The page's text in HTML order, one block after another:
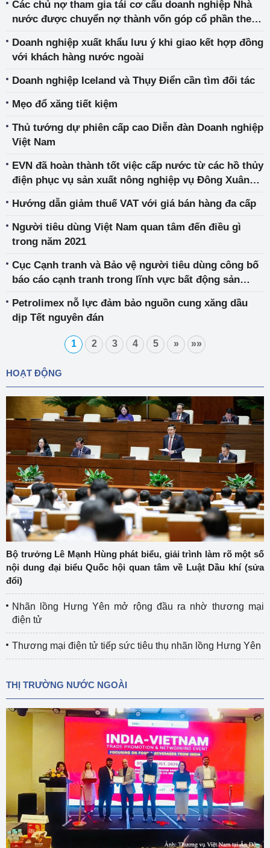
Các chủ nợ tham gia tái cơ cấu doanh nghiệp Nhà
nước được chuyển nợ thành vốn góp cổ phần theo
Doanh nghiệp xuất khẩu lưu ý khi giao kết hợp đồng
với khách hàng nước ngoài
Doanh nghiệp Iceland và Thụy Điển cần tìm đối tác
Mẹo đổ xăng tiết kiệm
Thủ tướng dự phiên cấp cao Diễn đàn Doanh nghiệp
Việt Nam
EVN đã hoàn thành tốt việc cấp nước từ các hồ thủy
điện phục vụ sản xuất nông nghiệp vụ Đông Xuân
Hướng dẫn giảm thuế VAT với giá bán hàng đa cấp
Người tiêu dùng Việt Nam quan tâm đến điều gì
trong năm 2021
Cục Cạnh tranh và Bảo vệ người tiêu dùng công bố
báo cáo cạnh tranh trong lĩnh vực bất động sản
Petrolimex nỗ lực đảm bảo nguồn cung xăng dầu
dịp Tết nguyên đán
1 2 3 4 5 » »»
HOẠT ĐỘNG
Bộ trưởng Lê Mạnh Hùng phát biểu, giải trình làm rõ một số
nội dung đại biểu Quốc hội quan tâm về Luật Dầu khí (sửa
đổi)
Nhãn lồng Hưng Yên mở rộng đầu ra nhờ thương mại
điện tử
Thương mại điện tử tiếp sức tiêu thụ nhãn lồng Hưng Yên
THỊ TRƯỜNG NƯỚC NGOÀI